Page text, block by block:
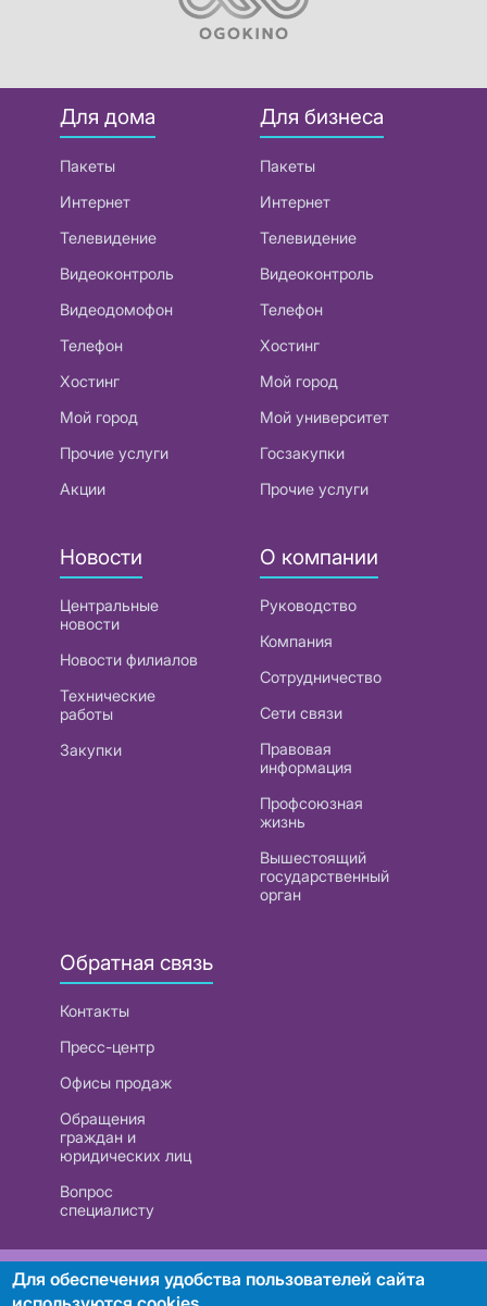
Для дома
Пакеты
Интернет
Телевидение
Видеоконтроль
Видеодомофон
Телефон
Хостинг
Мой город
Прочие услуги
Акции
Для бизнеса
Пакеты
Интернет
Телевидение
Видеоконтроль
Телефон
Хостинг
Мой город
Мой университет
Госзакупки
Прочие услуги
Новости
Центральные
новости
Новости филиалов
Технические
работы
Закупки
О компании
Руководство
Компания
Сотрудничество
Сети связи
Правовая
информация
Профсоюзная
жизнь
Вышестоящий
государственный
орган
Обратная связь
Контакты
Пресс-центр
Офисы продаж
Обращения
граждан и
юридических лиц
Вопрос
специалисту
РУП «Белтелеком». УНП 101007741
Для обеспечения удобства пользователей сайта